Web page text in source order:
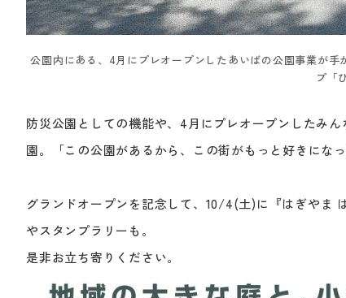
公園内にある、4月にプレオープンしたあいばの公園事業が
プ「
防災公園としての機能や、4月にプレオープンしたみ
園。「この公園があるから、この街がもっと好きにな
グランドオープンを記念して、10/4(土)に『はぎやま
やスタンプラリーも。
是非お立ち寄りください。